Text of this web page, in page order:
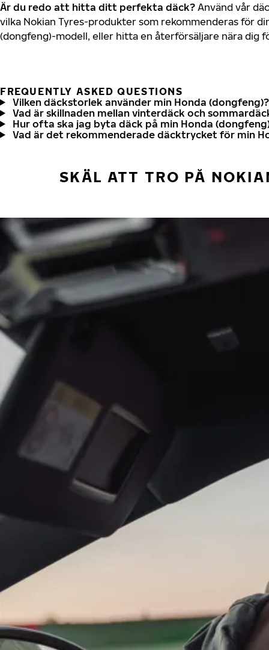
Är du redo att hitta ditt perfekta däck? Använd vår
vilka Nokian Tyres-produkter som rekommenderas för
(dongfeng)-modell, eller hitta en återförsäljare nära dig
FREQUENTLY ASKED QUESTIONS
Vilken däckstorlek använder min Honda (dongfeng)?
Vad är skillnaden mellan vinterdäck och
Hur ofta ska jag byta däck på min Honda
Vad är det rekommenderade däcktrycket för min
SKÄL ATT TRO PÅ